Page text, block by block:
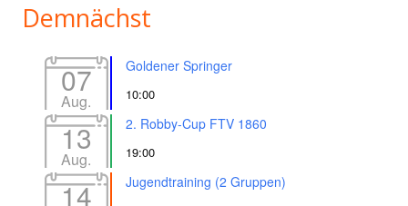
Demnächst
07
Aug.
Goldener Springer
10:00
13
Aug.
2. Robby-Cup FTV 1860
19:00
14 Jugendtraining (2 Gruppen)